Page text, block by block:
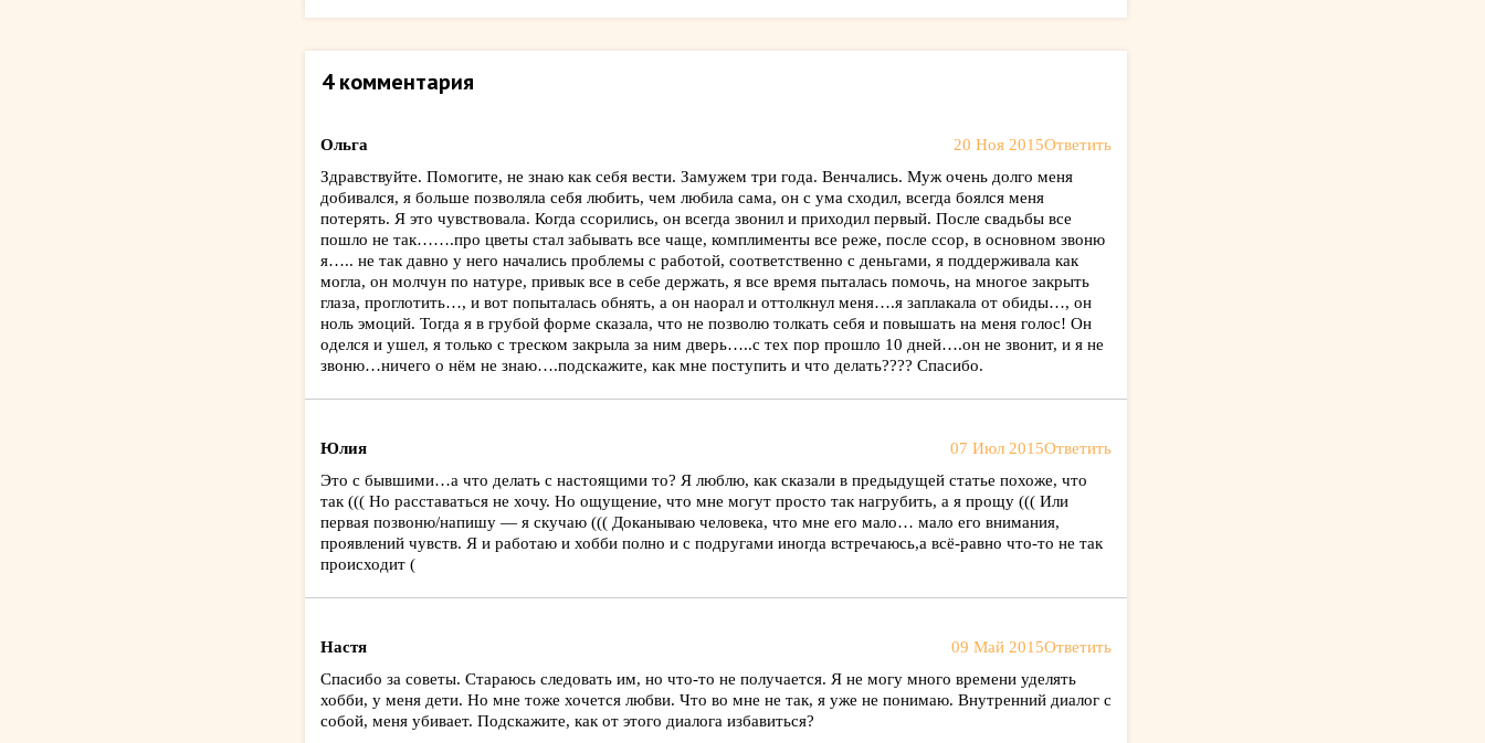
4 комментария
Ольга 20 Ноя 2015Ответить
Здравствуйте. Помогите, не знаю как себя вести. Замужем три года. Венчались. Муж очень долго меня
добивался, я больше позволяла себя любить, чем любила сама, он с ума сходил, всегда боялся меня
потерять. Я это чувствовала. Когда ссорились, он всегда звонил и приходил первый. После свадьбы все
пошло не так…….про цветы стал забывать все чаще, комплименты все реже, после ссор, в основном звоню
я….. не так давно у него начались проблемы с работой, соответственно с деньгами, я поддерживала как
могла, он молчун по натуре, привык все в себе держать, я все время пыталась помочь, на многое закрыть
глаза, проглотить…, и вот попыталась обнять, а он наорал и оттолкнул меня….я заплакала от обиды…, он
ноль эмоций. Тогда я в грубой форме сказала, что не позволю толкать себя и повышать на меня голос! Он
оделся и ушел, я только с треском закрыла за ним дверь…..с тех пор прошло 10 дней….он не звонит, и я не
звоню…ничего о нём не знаю….подскажите, как мне поступить и что делать???? Спасибо.
Юлия 07 Июл 2015Ответить
Это с бывшими…а что делать с настоящими то? Я люблю, как сказали в предыдущей статье похоже, что
так ((( Но расставаться не хочу. Но ощущение, что мне могут просто так нагрубить, а я прощу ((( Или
первая позвоню/напишу — я скучаю ((( Доканываю человека, что мне его мало… мало его внимания,
проявлений чувств. Я и работаю и хобби полно и с подругами иногда встречаюсь,а всё-равно что-то не так
происходит (
Настя 09 Май 2015Ответить
Спасибо за советы. Стараюсь следовать им, но что-то не получается. Я не могу много времени уделять
хобби, у меня дети. Но мне тоже хочется любви. Что во мне не так, я уже не понимаю. Внутренний диалог с
собой, меня убивает. Подскажите, как от этого диалога избавиться?